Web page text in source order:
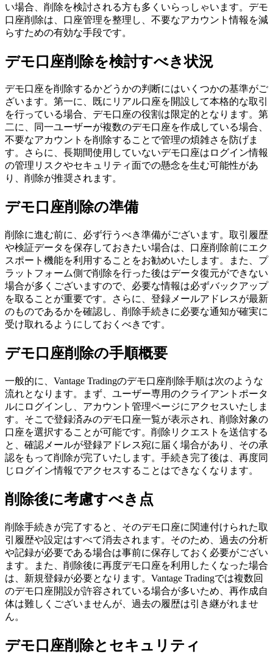
い場合、削除を検討される方も多くいらっしゃいます。デモ
口座削除は、口座管理を整理し、不要なアカウント情報を減
らすための有効な手段です。
デモ口座削除を検討すべき状況
デモ口座を削除するかどうかの判断にはいくつかの基準がご
ざいます。第一に、既にリアル口座を開設して本格的な取引
を行っている場合、デモ口座の役割は限定的となります。第
二に、同一ユーザーが複数のデモ口座を作成している場合、
不要なアカウントを削除することで管理の煩雑さを防げま
す。さらに、長期間使用していないデモ口座はログイン情報
の管理リスクやセキュリティ面での懸念を生む可能性があ
り、削除が推奨されます。
デモ口座削除の準備
削除に進む前に、必ず行うべき準備がございます。取引履歴
や検証データを保存しておきたい場合は、口座削除前にエク
スポート機能を利用することをお勧めいたします。また、プ
ラットフォーム側で削除を行った後はデータ復元ができない
場合が多くございますので、必要な情報は必ずバックアップ
を取ることが重要です。さらに、登録メールアドレスが最新
のものであるかを確認し、削除手続きに必要な通知が確実に
受け取れるようにしておくべきです。
デモ口座削除の手順概要
一般的に、Vantage Tradingのデモ口座削除手順は次のような
流れとなります。まず、ユーザー専用のクライアントポータ
ルにログインし、アカウント管理ページにアクセスいたしま
す。そこで登録済みのデモ口座一覧が表示され、削除対象の
口座を選択することが可能です。削除リクエストを送信する
と、確認メールが登録アドレス宛に届く場合があり、その承
認をもって削除が完了いたします。手続き完了後は、再度同
じログイン情報でアクセスすることはできなくなります。
削除後に考慮すべき点
削除手続きが完了すると、そのデモ口座に関連付けられた取
引履歴や設定はすべて消去されます。そのため、過去の分析
や記録が必要である場合は事前に保存しておく必要がござい
ます。また、削除後に再度デモ口座を利用したくなった場合
は、新規登録が必要となります。Vantage Tradingでは複数回
のデモ口座開設が許容されている場合が多いため、再作成自
体は難しくございませんが、過去の履歴は引き継がれませ
ん。
デモ口座削除とセキュリティ